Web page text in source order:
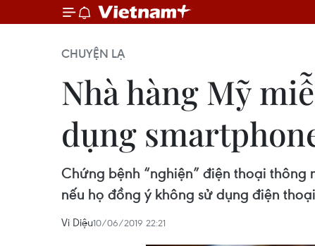
CHUYỆN LẠ
Nhà hàng Mỹ
dụng
Chứng bệnh “nghiện” điện thoại
nếu họ đồng ý không sử dụng điện
Vi Diệu10/06/2019 22:21